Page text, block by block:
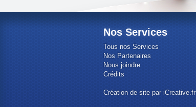
Nos Services
Tous nos Services
Nos Partenaires
Nous joindre
Crédits
Création de site par iCreative.fr